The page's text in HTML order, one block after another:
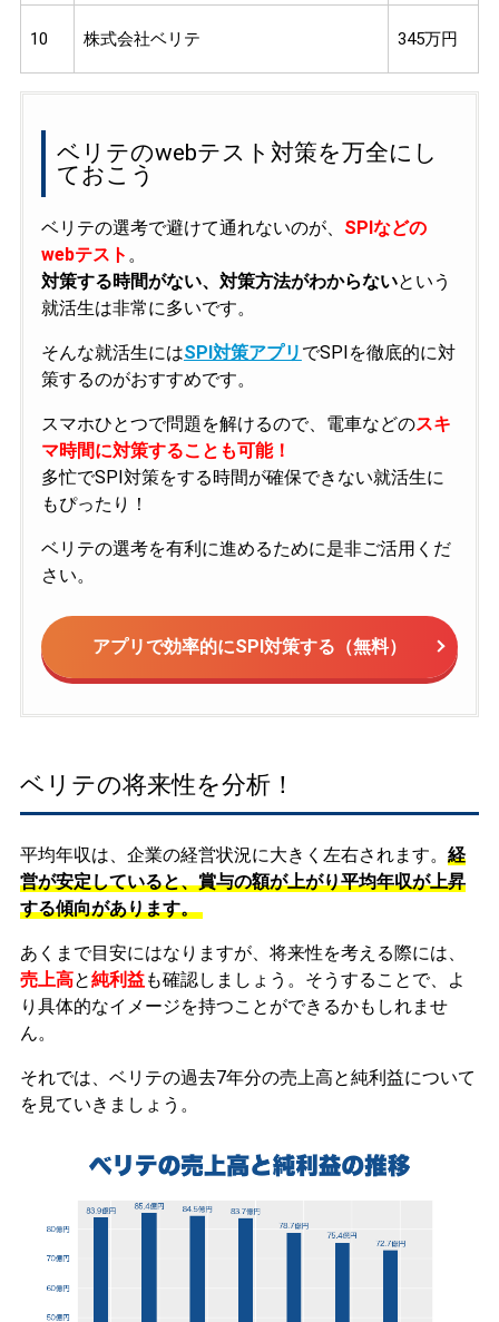
10 株式会社ベリテ 345万円
ベリテのwebテスト対策を万全にし
ておこう
ベリテの選考で避けて通れないのが、 SPIなどの
webテスト 。
対策する時間がない、対策方法がわからないという
就活生は非常に多いです。
そんな就活生にはSPI対策アプリ でSPIを徹底的に対
策するのがおすすめです。
スマホひとつで問題を解けるので、電車などのスキ
マ時間に対策することも可能！
多忙でSPI対策をする時間が確保できない就活生に
もぴったり！
ベリテの選考を有利に進めるために是非ご活用くだ
さい。
アプリで効率的にSPI対策する（無料）
ベリテの将来性を分析！
平均年収は、企業の経営状況に大きく左右されます。 経
営が安定していると、賞与の額が上がり平均年収が上昇
する傾向があります。
あくまで目安にはなりますが、将来性を考える際には、
売上高と純利益も確認しましょう。そうすることで、よ
り具体的なイメージを持つことができるかもしれませ
ん。
それでは、ベリテの過去7年分の売上高と純利益について
を見ていきましょう。